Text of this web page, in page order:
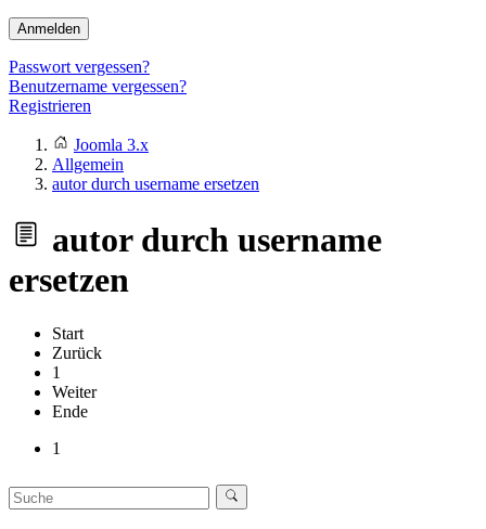
Anmelden
Passwort vergessen?
Benutzername vergessen?
Registrieren
Joomla 3.x
Allgemein
autor durch username ersetzen
autor durch username
ersetzen
Start
Zurück
1
Weiter
Ende
1